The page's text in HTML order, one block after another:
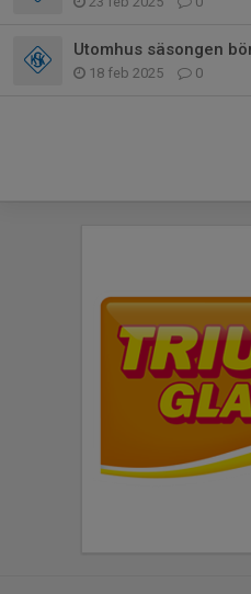
Utomhus säsongen
18 feb 2025 0